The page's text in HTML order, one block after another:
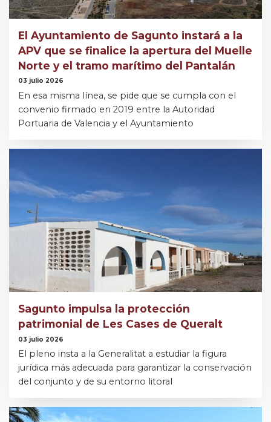
El Ayuntamiento de Sagunto instará a la
APV que se finalice la apertura del Muelle
Norte y el tramo marítimo del Pantalán
03 julio 2026
En esa misma línea, se pide que se cumpla con el
convenio firmado en 2019 entre la Autoridad
Portuaria de Valencia y el Ayuntamiento
Sagunto impulsa la protección
patrimonial de Les Cases de Queralt
03 julio 2026
El pleno insta a la Generalitat a estudiar la figura
jurídica más adecuada para garantizar la conservación
del conjunto y de su entorno litoral